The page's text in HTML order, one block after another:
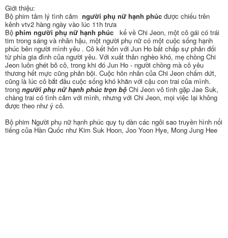
Giới thiệu:
Bộ phim tâm lý tình cảm người phụ nữ hạnh phúc được chiếu trên
kênh vtv2 hàng ngày vào lúc 11h trưa
Bộ phim người phụ nữ hạnh phúc kể về Chi Jeon, một cô gái có trái
tim trong sáng và nhân hậu, một người phụ nữ có một cuộc sống hạnh
phúc bên người mình yêu . Cô kết hôn với Jun Ho bất chấp sự phản đối
từ phía gia đình của người yêu. Với xuất thân nghèo khó, mẹ chồng Chi
Jeon luôn ghét bỏ cô, trong khi đó Jun Ho - người chồng mà cô yêu
thương hết mực cũng phản bội. Cuộc hôn nhân của Chi Jeon chấm dứt,
cũng là lúc cô bắt đầu cuộc sống khó khăn với cậu con trai của mình.
trong người phụ nữ hạnh phúc trọn bộ Chi Jeon vô tình gặp Jae Suk,
chàng trai có tình cảm với mình, nhưng với Chi Jeon, mọi việc lại không
được theo như ý cô.
Bộ phim Người phụ nữ hạnh phúc quy tụ dàn các ngôi sao truyền hình nổi
tiếng của Hàn Quốc như Kim Suk Hoon, Joo Yoon Hye, Mong Jung Hee